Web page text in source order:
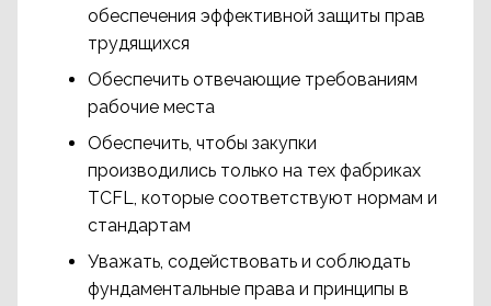
обеспечения эффективной защиты прав
трудящихся
Обеспечить отвечающие требованиям
рабочие места
Обеспечить, чтобы закупки
производились только на тех фабриках
TCFL, которые соответствуют нормам и
стандартам
Уважать, содействовать и соблюдать
фундаментальные права и принципы в